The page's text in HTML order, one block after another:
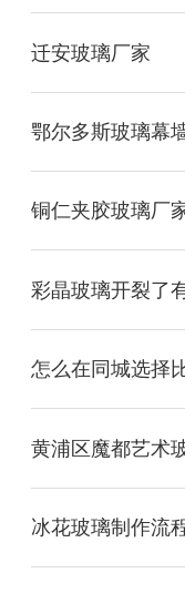
迁安玻璃厂家
鄂尔多斯玻璃幕
铜仁夹胶玻璃厂
黄浦区魔都艺术
冰花玻璃制作流